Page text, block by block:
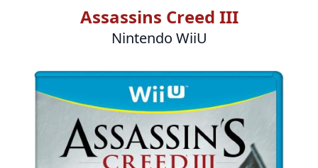
Assassins Creed III
Nintendo WiiU
Bilder